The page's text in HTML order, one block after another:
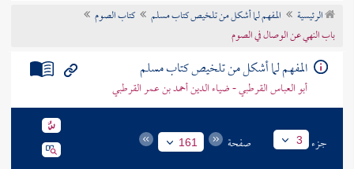
تراجم الأعلام
الرئيسية المفهم لما أشكل من تلخيص كتاب مسلم
كتاب الصوم
باب النهي عن الوصال في الصوم
المفهم لما أشكل من تلخيص كتاب مسلم
أبو العباس القرطبي - ضياء الدين أحمد بن عمر القرطبي
جزء 3 صفحة 161